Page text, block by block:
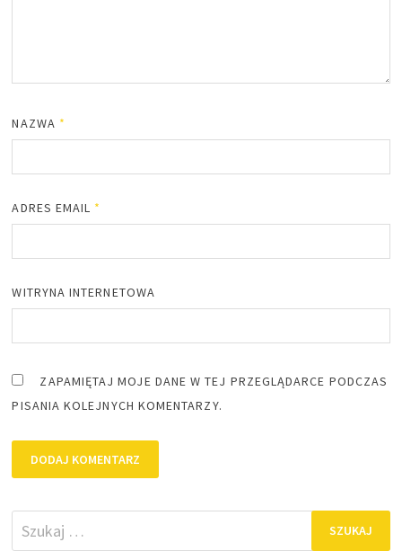
NAZWA *
ADRES EMAIL *
WITRYNA INTERNETOWA
ZAPAMIĘTAJ MOJE DANE W TEJ PRZEGLĄDARCE PODCZAS
PISANIA KOLEJNYCH KOMENTARZY.
Szukaj: